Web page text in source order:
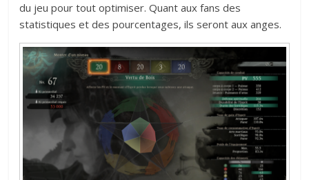
du jeu pour tout optimiser. Quant aux fans des
statistiques et des pourcentages, ils seront aux anges.